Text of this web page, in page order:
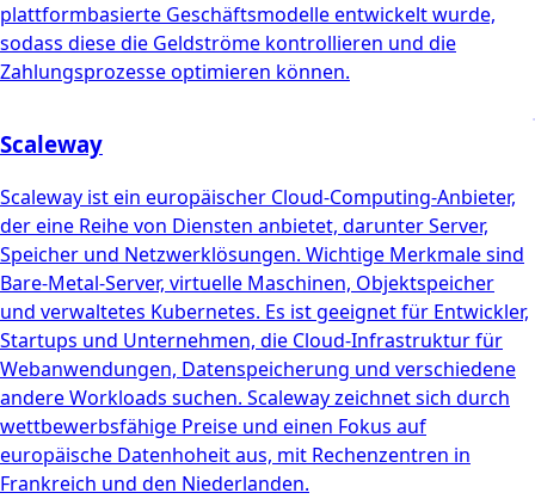
plattformbasierte Geschäftsmodelle entwickelt wurde,
sodass diese die Geldströme kontrollieren und die
Zahlungsprozesse optimieren können.
Scaleway
Scaleway ist ein europäischer Cloud-Computing-Anbieter,
der eine Reihe von Diensten anbietet, darunter Server,
Speicher und Netzwerklösungen. Wichtige Merkmale sind
Bare-Metal-Server, virtuelle Maschinen, Objektspeicher
und verwaltetes Kubernetes. Es ist geeignet für Entwickler,
Startups und Unternehmen, die Cloud-Infrastruktur für
Webanwendungen, Datenspeicherung und verschiedene
andere Workloads suchen. Scaleway zeichnet sich durch
wettbewerbsfähige Preise und einen Fokus auf
europäische Datenhoheit aus, mit Rechenzentren in
Frankreich und den Niederlanden.